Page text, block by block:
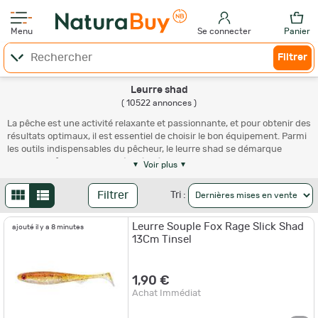
Menu Se connecter Panier
Filtrer
Leurre shad
( 10522 annonces )
La pêche est une activité relaxante et passionnante, et pour obtenir des
résultats optimaux, il est essentiel de choisir le bon équipement. Parmi
les outils indispensables du pêcheur, le leurre shad se démarque
comme un favori incontesté. Grâce à cet aperçu, vous comprendrez
type de leurre souple qui imite parfaitement le mouvement et l'aspect
des petits poissons, principale proie de nombreux carnassiers. Son
corps effilé et sa queue paddle lui confèrent une nage irrésistible. Ce
type de leurre est très apprécié dans la pêche du brochet, du sandre,
de la perche et de bien d'autres poissons prédateurs.
Outre son apparence réaliste, les leurres shad
Voir plus
Filtrer Tri :
ajouté il y a 8 minutes
Leurre Souple Fox Rage Slick Shad
13Cm Tinsel
1,90 €
Achat Immédiat